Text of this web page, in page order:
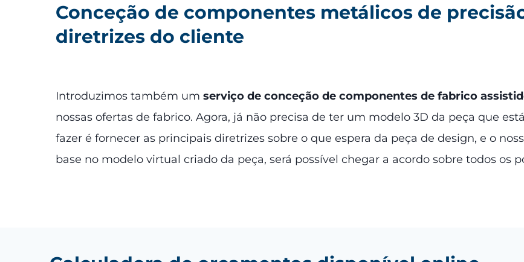
Conceção de componentes metálicos de
diretrizes do cliente
Introduzimos também um serviço de conceção de componentes de fabrico
nossas ofertas de fabrico. Agora, já não precisa de ter um modelo 3D da peça que
fazer é fornecer as principais diretrizes sobre o que espera da peça de design, e o
base no modelo virtual criado da peça, será possível chegar a acordo sobre todos os